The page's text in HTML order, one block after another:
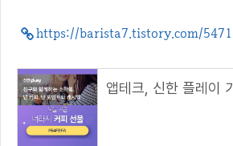
https://barista7.tistory.com/5471